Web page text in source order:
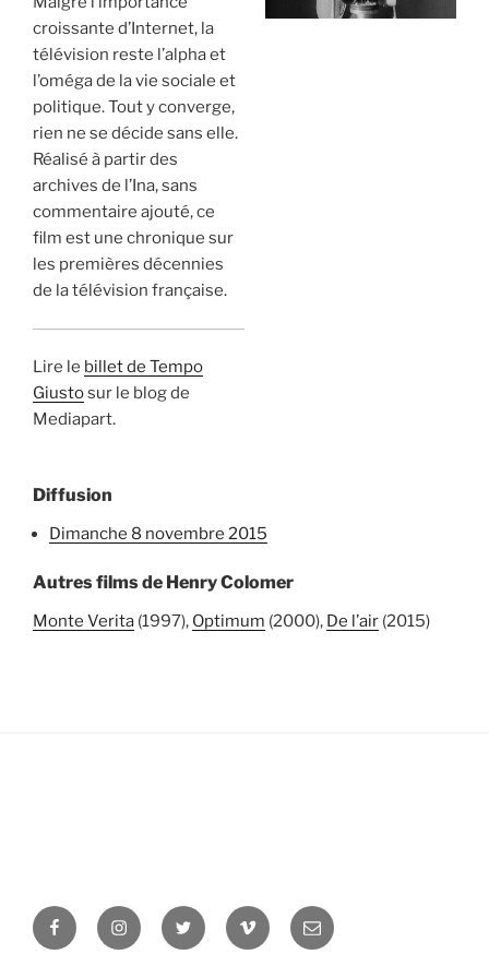
croissante d’Internet, la
télévision reste l’alpha et
l’oméga de la vie sociale et
politique. Tout y converge,
rien ne se décide sans elle.
Réalisé à partir des
archives de l’Ina, sans
commentaire ajouté, ce
film est une chronique sur
les premières décennies
de la télévision française.
Lire le billet de Tempo
Giustosur le blog de
Mediapart.
Diffusion
dimanche 8 novembre 2015
Autres films de Henry Colomer
Monte Verita (1997), Optimum (2000), De l’air (2015)
FacebookInstagramTwitter Vimeo Newsletter